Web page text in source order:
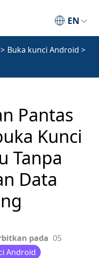
EN
> Buka kunci Android >
Pantas
Kunci
Tanpa
Data
pada 05
Android